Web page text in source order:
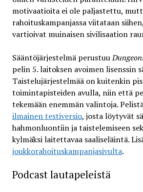
motivaatioita ei ole paljastettu,
rahoituskampanjassa viitataan
vartioivat muinaisen sivilisaation
Sääntöjärjestelmä perustuu
pelin 5. laitoksen avoimen lisenssin
Taistelujärjestelmää on kuitenkin
toimintapisteiden avulla, niin että
tekemään enemmän valintoja.
ilmainen testiversio, josta löytyvät
hahmonluontiin ja taistelemiseen
kylmäksi laitettavaa saaliseläintä.
joukkorahoituskampanjasivulta.
Podcast lautapeleistä